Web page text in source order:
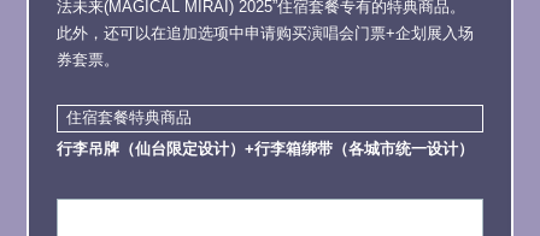
法未来(MAGICAL MIRAI) 2025”住宿套餐专有的特典商品。
此外，还可以在追加选项中申请购买演唱会门票+企划展入场
券套票。
住宿套餐特典商品
行李吊牌（仙台限定设计） +行李箱绑带（各城市统一设计）